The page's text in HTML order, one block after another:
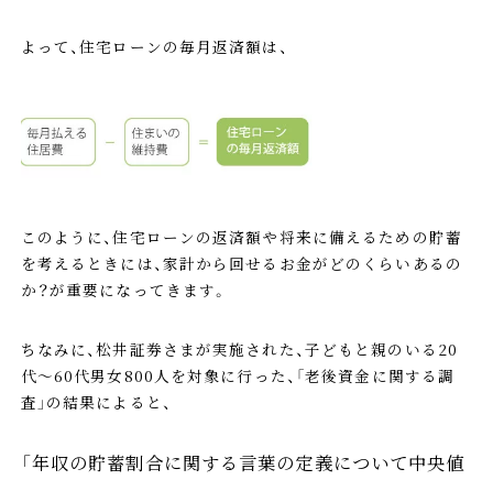
よって、住宅ローンの毎月返済額は、
このように、住宅ローンの返済額や将来に備えるための貯蓄
を考えるときには、家計から回せるお金がどのくらいあるの
か？が重要になってきます。
ちなみに、松井証券さまが実施された、子どもと親のいる20
代～60代男女800人を対象に行った、「老後資金に関する調
査」の結果によると、
「年収の貯蓄割合に関する言葉の定義について中央値